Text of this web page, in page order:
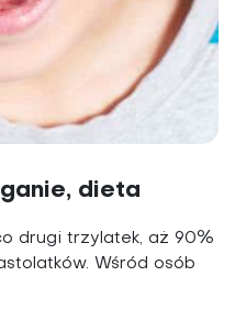
dieta
drugi trzylatek, aż 90%
Wśród osób